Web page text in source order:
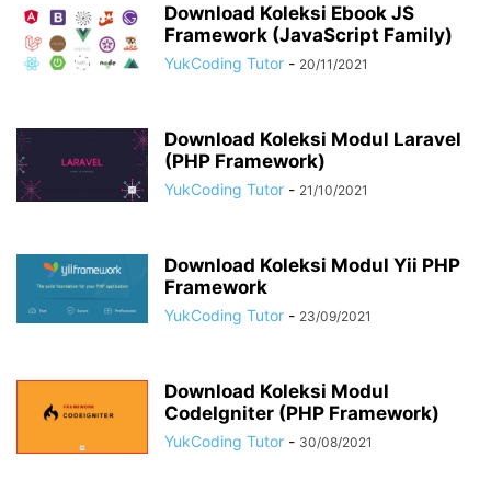
Download Koleksi Ebook JS
Framework (JavaScript Family)
YukCoding Tutor - 20/11/2021
Download Koleksi Modul Laravel
(PHP Framework)
YukCoding Tutor - 21/10/2021
Download Koleksi Modul Yii PHP
Framework
YukCoding Tutor - 23/09/2021
Download Koleksi Modul
CodeIgniter (PHP Framework)
YukCoding Tutor - 30/08/2021